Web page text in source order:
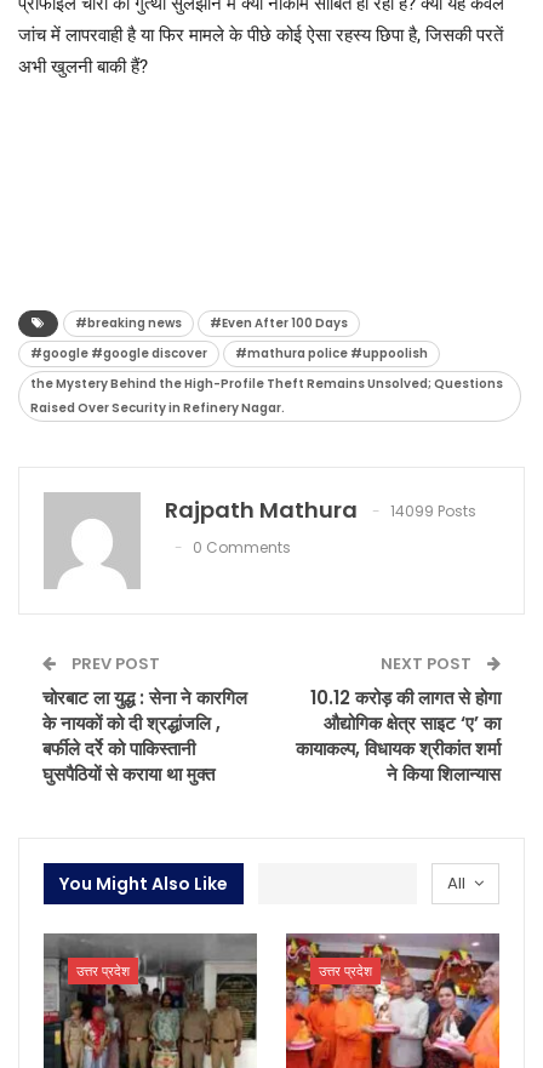
जांच में लापरवाही है या फिर मामले के पीछे कोई ऐसा रहस्य छिपा है, जिसकी परतें
अभी खुलनी बाकी हैं?
#breaking news
#Even After 100 Days
#google #google discover
#mathura police #uppoolish
the Mystery Behind the High-Profile Theft Remains Unsolved; Questions
Raised Over Security in Refinery Nagar.
Rajpath Mathura
14099 Posts
0 Comments
PREV POST
चोरबाट ला युद्ध : सेना ने कारगिल
के नायकों को दी श्रद्धांजलि ,
बर्फीले दर्रे को पाकिस्तानी
घुसपैठियों से कराया था मुक्त
NEXT POST
10.12 करोड़ की लागत से होगा
औद्योगिक क्षेत्र साइट ‘ए’ का
कायाकल्प, विधायक श्रीकांत शर्मा
ने किया शिलान्यास
All
You Might Also Like
उत्तर प्रदेश उत्तर प्रदेश